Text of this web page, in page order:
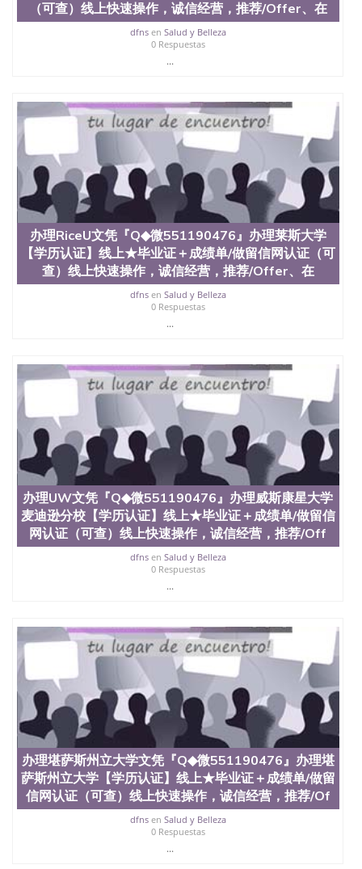
（可查）线上快速操作，诚信经营，推荐/Offer、在
dfnsen Salud y Belleza
0 Respuestas
...
办理RiceU文凭『Q◆微551190476』办理莱斯大学
【学历认证】线上★毕业证＋成绩单/做留信网认证（可
查）线上快速操作，诚信经营，推荐/Offer、在
dfnsen Salud y Belleza
0 Respuestas
...
办理UW文凭『Q◆微551190476』办理威斯康星大学
麦迪逊分校【学历认证】线上★毕业证＋成绩单/做留信
网认证（可查）线上快速操作，诚信经营，推荐/Off
dfnsen Salud y Belleza
0 Respuestas
...
办理堪萨斯州立大学文凭『Q◆微551190476』办理堪
萨斯州立大学【学历认证】线上★毕业证＋成绩单/做留
信网认证（可查）线上快速操作，诚信经营，推荐/Of
dfnsen Salud y Belleza
0 Respuestas
...